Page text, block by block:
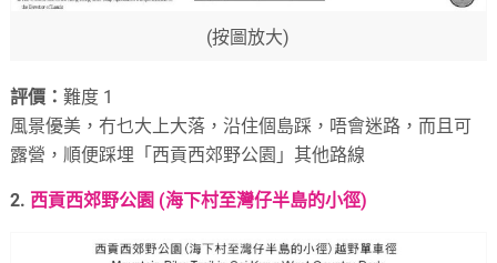
(按圖放大)
評價：難度 1
風景優美，冇乜大上大落，沿住個島踩，唔會迷路，而且可
露營，順便踩埋「西貢西郊野公園」其他路線
2. 西貢西郊野公園 (海下村至灣仔半島的小徑)